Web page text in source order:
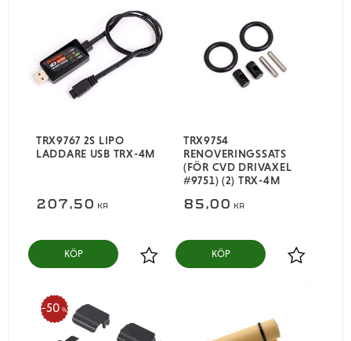
TRX9767 2S LIPO
LADDARE USB TRX-4M
207,50 KR
Lägg till i favoriter
KÖP
TRX9754
RENOVERINGSSATS
(FÖR CVD DRIVAXEL
#9751) (2) TRX-4M
85,00 KR
Lägg till i
KÖP
50 %